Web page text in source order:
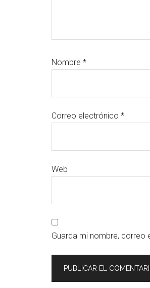
Nombre *
Correo electrónico *
Web
Guarda mi nombre,